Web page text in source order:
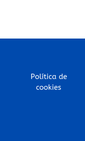
Política de
cookies